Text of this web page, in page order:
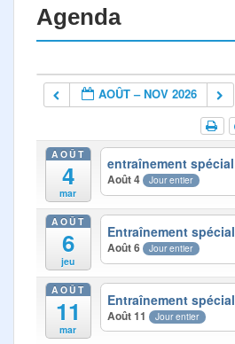
Agenda
AOÛT – NOV 2026
AOÛT
4
mar
entraînement spécial
Août 4 Jour entier
AOÛT
6
jeu
Entraînement spécial
Août 6 Jour entier
AOÛT
11
mar
Entraînement spécial
Août 11 Jour entier
Résultats
Inscription
Comité
Photos
Médias
Contact